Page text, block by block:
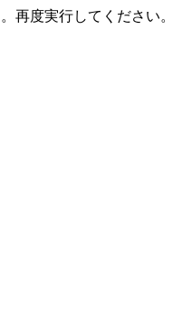
再度実行してください。